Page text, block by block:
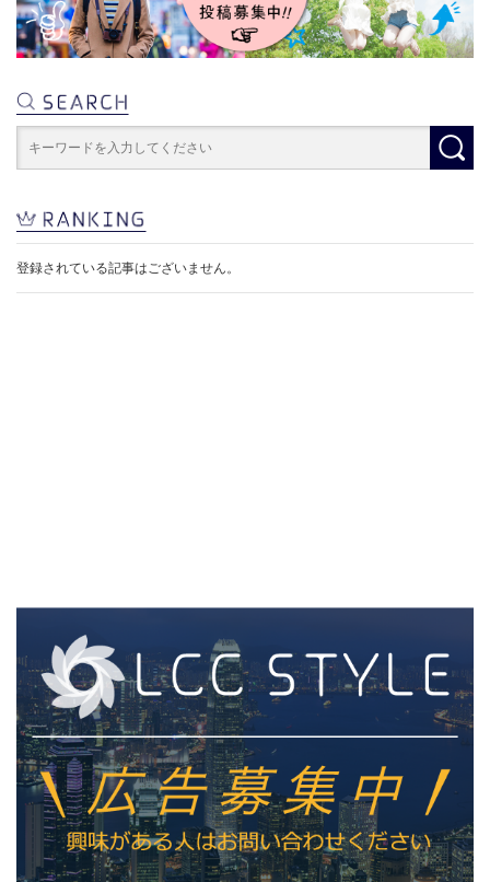
登録されている記事はございません。